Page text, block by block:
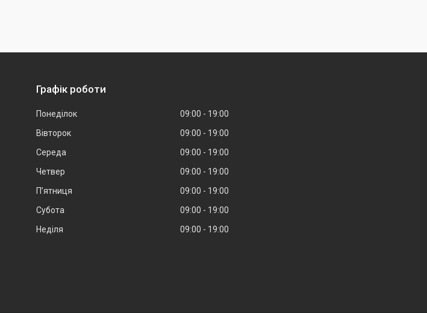
Графік роботи
Понеділок 09:00
19:00
Вівторок
09:00
19:00
Середа
09:00
19:00
Четвер
09:00
19:00
Пʼятниця
09:00
19:00
Субота
09:00
19:00
Неділя
09:00 19:00